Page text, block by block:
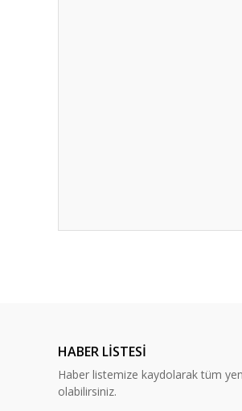
Ürün bilgilerinde hatalar
Ürün fiyatı diğer sitelerden
HABER LİSTESİ
Haber listemize kaydolarak tüm
olabilirsiniz.